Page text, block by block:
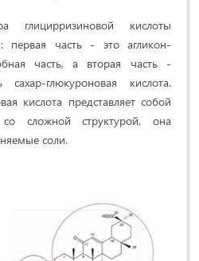
глицирризиновой кислоты
первая часть - это агликон-
часть, а вторая часть -
глюкуроновая кислота.
кислота представляет собой
со сложной структурой, она
соли.